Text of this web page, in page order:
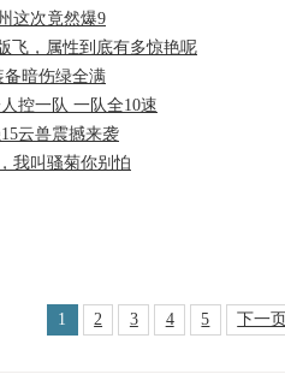
这次竟然爆9
飞，属性到底有多惊艳呢
备暗伤绿全满
控一队 一队全10速
云兽震撼来袭
我叫骚菊你别怕
1 2 3 4 5 下一